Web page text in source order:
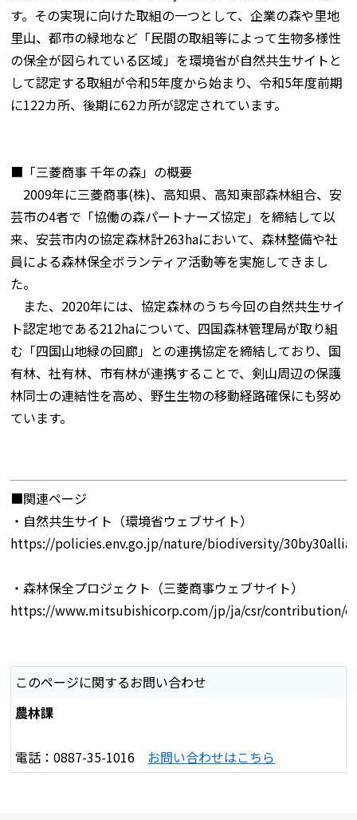
す。その実現に向けた取組の一つとして、企業の森や里地
里山、都市の緑地など「民間の取組等によって生物多様性
の保全が図られている区域」を環境省が自然共生サイトと
して認定する取組が令和5年度から始まり、令和5年度前期
に122カ所、後期に62カ所が認定されています。
■「三菱商事 千年の森」の概要
2009年に三菱商事(株)、高知県、高知東部森林組合、安
芸市の4者で「協働の森パートナーズ協定」を締結して以
来、安芸市内の協定森林計263haにおいて、森林整備や社
員による森林保全ボランティア活動等を実施してきまし
た。
また、2020年には、協定森林のうち今回の自然共生サイ
ト認定地である212haについて、四国森林管理局が取り組
む「四国山地緑の回廊」との連携協定を締結しており、国
有林、社有林、市有林が連携することで、剣山周辺の保護
林同士の連結性を高め、野生生物の移動経路確保にも努め
ています。
■関連ページ
・自然共生サイト（環境省ウェブサイト）
https://policies.env.go.jp/nature/biodiversity/
・森林保全プロジェクト（三菱商事ウェブサイト）
https://www.mitsubishicorp.com/jp/ja/csr/contribution/
このページに関するお問い合わせ
農林課
電話：0887-35-1016 お問い合わせはこちら